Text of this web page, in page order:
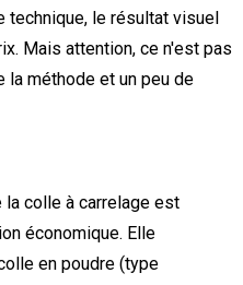
technique, le résultat visuel
Mais attention, ce n'est pas
la méthode et un peu de
colle à carrelage est
économique. Elle
en poudre (type